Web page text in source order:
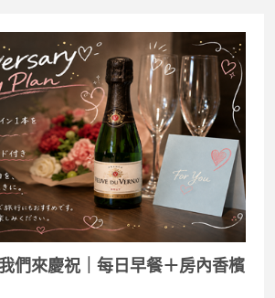
們來慶祝｜每日早餐＋房內香檳